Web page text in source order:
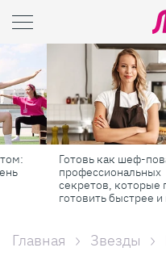
Готовь как шеф-повар: 6
профессиональных
секретов, которые помогут
готовить быстрее и вкуснее
Главная Звезды